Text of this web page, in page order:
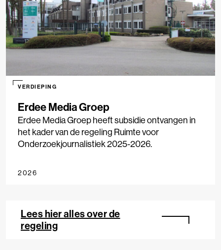
Erdee Media Groep
VERDIEPING
Erdee Media Groep heeft subsidie ontvangen in
het kader van de regeling Ruimte voor
Onderzoekjournalistiek 2025-2026.
2026
Lees hier alles over de
regeling